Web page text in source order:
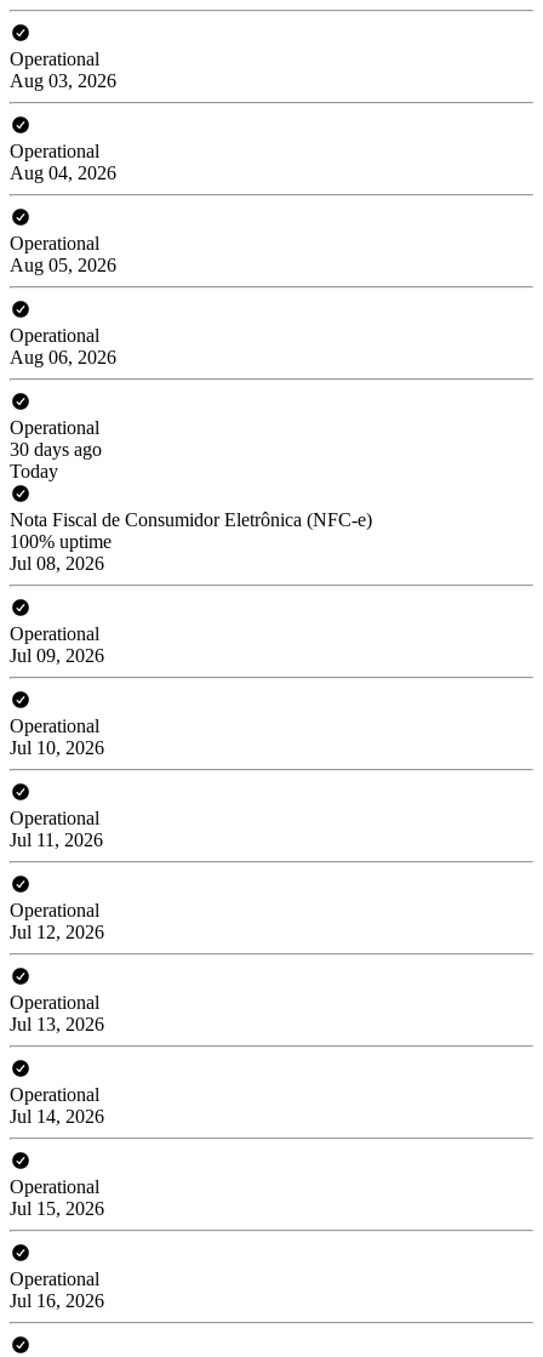
Operational
Aug 03, 2026
Operational
Aug 04, 2026
Operational
Aug 05, 2026
Operational
Aug 06, 2026
Operational
30 days ago
Today
Nota Fiscal de Consumidor Eletrônica (NFC-e)
100% uptime
Jul 08, 2026
Operational
Jul 09, 2026
Operational
Jul 10, 2026
Operational
Jul 11, 2026
Operational
Jul 12, 2026
Operational
Jul 13, 2026
Operational
Jul 14, 2026
Operational
Jul 15, 2026
Operational
Jul 16, 2026